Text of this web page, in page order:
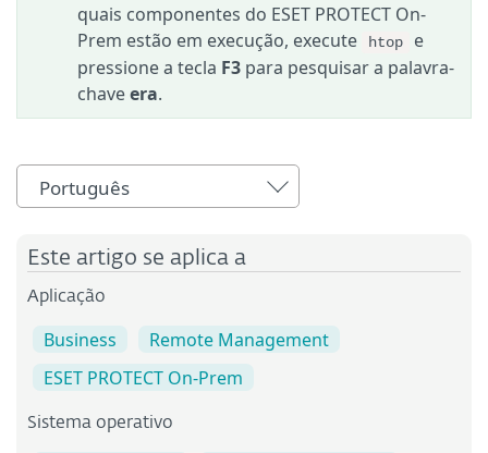
quais componentes do ESET PROTECT On-
Prem estão em execução, execute
htop
e
pressione a tecla F3 para pesquisar a palavra-
chaveera.
Português
Este artigo se aplica a
Aplicação
Business
Remote Management
ESET PROTECT On-Prem
Sistema operativo